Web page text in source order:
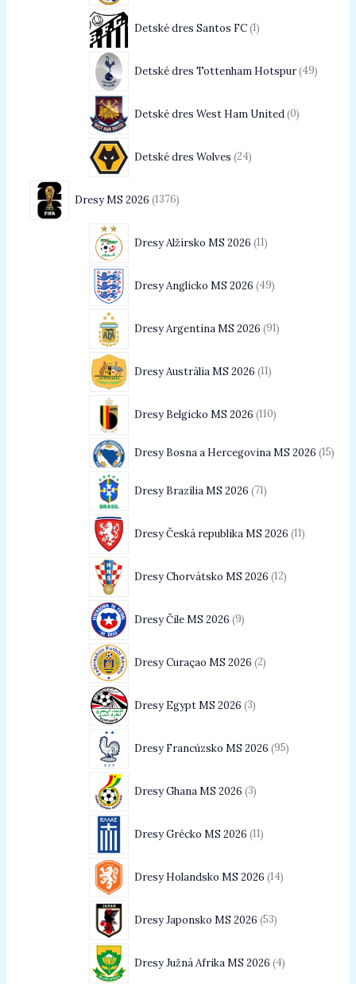
Detské dres Santos FC 1
Detské dres Tottenham Hotspur 49
Detské dres West Ham United 0
Detské dres Wolves 24
Dresy MS 2026 1376
Dresy Alžírsko MS 2026 11
Dresy Anglicko MS 2026 49
Dresy Argentína MS 2026 91
Dresy Austrália MS 2026 11
Dresy Belgicko MS 2026 110
Dresy Bosna a Hercegovina MS 2026 15
Dresy Brazília MS 2026 71
Dresy Česká republika MS 2026 11
Dresy Chorvátsko MS 2026 12
Dresy Čile MS 2026 9
Dresy Curaçao MS 2026 2
Dresy Egypt MS 2026 3
Dresy Francúzsko MS 2026 95
Dresy Ghana MS 2026 3
Dresy Grécko MS 2026 11
Dresy Holandsko MS 2026 14
Dresy Japonsko MS 2026 53
Dresy Južná Afrika MS 2026 4